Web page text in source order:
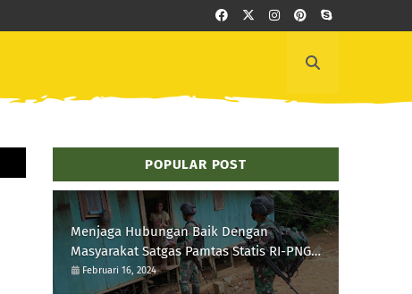
POPULAR POST
Menjaga Hubungan Baik Dengan
Masyarakat Satgas Pamtas Statis RI-PNG
Yonif 111/KB Melaksanakan Silaturrahmi
Februari 16, 2024